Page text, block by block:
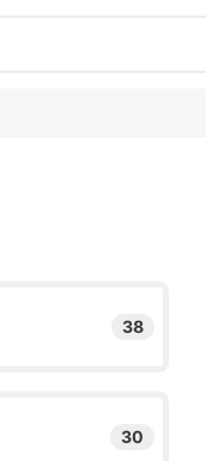
38
30